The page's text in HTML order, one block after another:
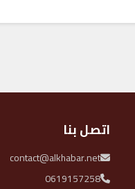
اتصل بنا
contact@alkhabar.net
0619157258